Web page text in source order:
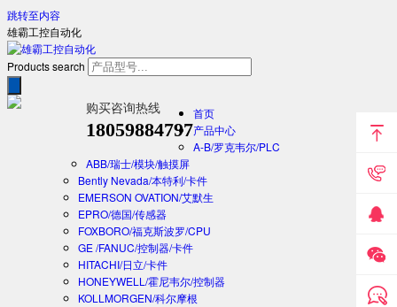
跳转至内容
雄霸工控自动化
Products search
购买咨询热线
18059884797
首页
产品中心
A-B/罗克韦尔/PLC
ABB/瑞士/模块/触摸屏
Bently Nevada/本特利/卡件
EMERSON OVATION/艾默生
EPRO/德国/传感器
FOXBORO/福克斯波罗/CPU
GE /FANUC/控制器/卡件
HITACHI/日立/卡件
HONEYWELL/霍尼韦尔/控制器
KOLLMORGEN/科尔摩根